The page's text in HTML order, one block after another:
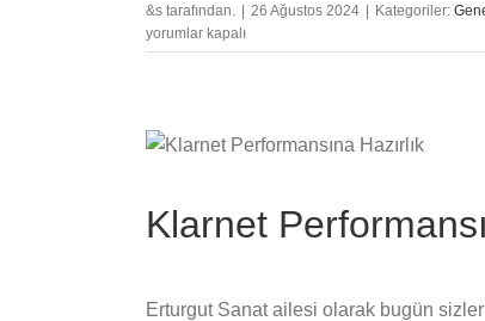
&s tarafından. | 26 Ağustos 2024 | Kategoriler:
yorumlar kapalı
Klarnet
Erturgut Sanat ailesi olarak bugün